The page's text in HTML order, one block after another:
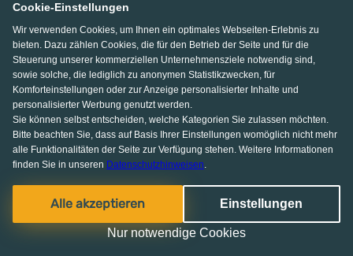
Cookie-Einstellungen
Wir verwenden Cookies, um Ihnen ein optimales Webseiten-Erlebnis zu
bieten. Dazu zählen Cookies, die für den Betrieb der Seite und für die
Steuerung unserer kommerziellen Unternehmensziele notwendig sind,
sowie solche, die lediglich zu anonymen Statistikzwecken, für
Komforteinstellungen oder zur Anzeige personalisierter Inhalte und
personalisierter Werbung genutzt werden.
Sie können selbst entscheiden, welche Kategorien Sie zulassen möchten.
Bitte beachten Sie, dass auf Basis Ihrer Einstellungen womöglich nicht mehr
alle Funktionalitäten der Seite zur Verfügung stehen. Weitere Informationen
finden Sie in unseren Datenschutzhinweisen.
Alle akzeptieren Einstellungen
Nur notwendige Cookies